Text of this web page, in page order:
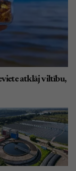
atklāj viltību,